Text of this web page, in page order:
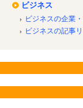
ビジネス
ビジネスの企業
ビジネスの記事